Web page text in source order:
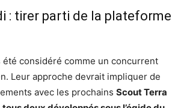
: tirer parti de la plateforme
été considéré comme un concurrent
Leur approche devrait impliquer de
avec les prochains Scout Terra